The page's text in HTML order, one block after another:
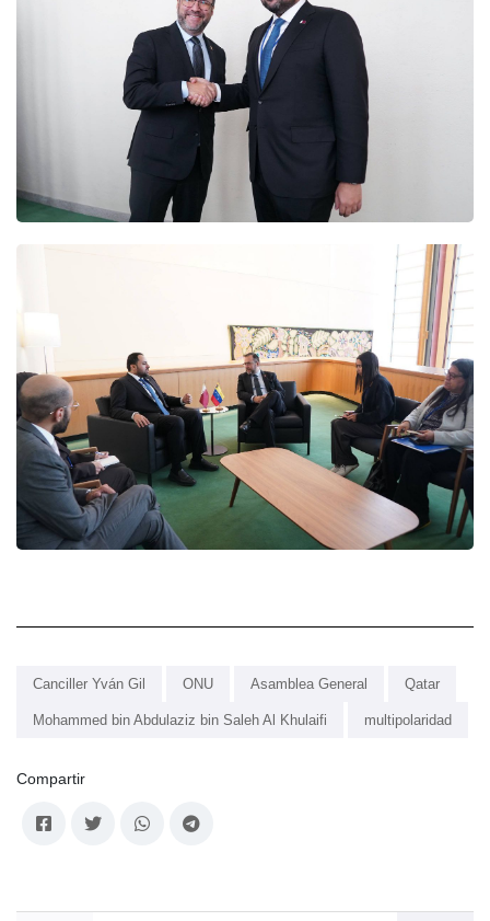
Canciller Yván Gil ONU Asamblea General Qatar
Mohammed bin Abdulaziz bin Saleh Al Khulaifi multipolaridad
Compartir